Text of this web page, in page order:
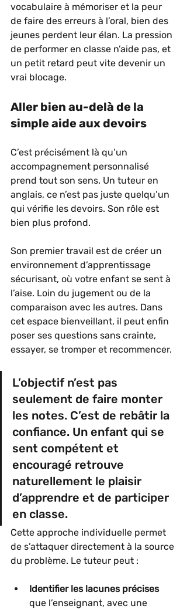
vocabulaire à mémoriser et la peur
de faire des erreurs à l’oral, bien des
jeunes perdent leur élan. La pression
de performer en classe n’aide pas, et
un petit retard peut vite devenir un
vrai blocage.
Aller bien au-delà de la
simple aide aux devoirs
C’est précisément là qu’un
accompagnement personnalisé
prend tout son sens. Un tuteur en
anglais, ce n’est pas juste quelqu’un
qui vérifie les devoirs. Son rôle est
bien plus profond.
Son premier travail est de créer un
environnement d’apprentissage
sécurisant, où votre enfant se sent à
l’aise. Loin du jugement ou de la
comparaison avec les autres. Dans
cet espace bienveillant, il peut enfin
poser ses questions sans crainte,
essayer, se tromper et recommencer.
L’objectif n’est pas
seulement de faire monter
les notes. C’est de rebâtir la
confiance. Un enfant qui se
sent compétent et
encouragé retrouve
naturellement le plaisir
d’apprendre et de participer
en classe.
Cette approche individuelle permet
de s’attaquer directement à la source
du problème. Le tuteur peut :
Identifier les lacunes précises
que l’enseignant, avec une